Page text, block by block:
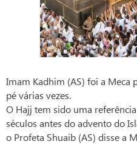
Imam Kadhim (AS) foi a Meca
pé várias vezes.
O Hajj tem sido uma
séculos antes do advento do
o Profeta Shuaib (AS) disse a